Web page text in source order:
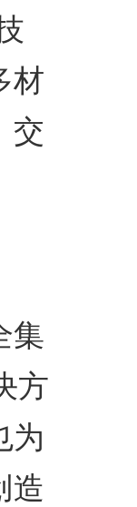
材
交
集
方
为
造